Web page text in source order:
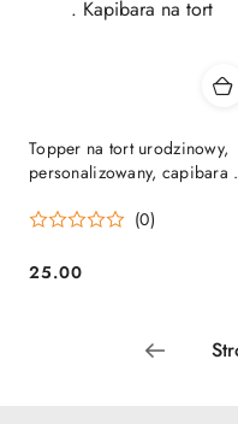
Topper na tort urodzinowy,
personalizowany, capibara .
(0)
Cena:
25.00